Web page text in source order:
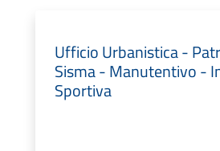
Ufficio Urbanistica -
Sisma - Manutentivo -
Sportiva